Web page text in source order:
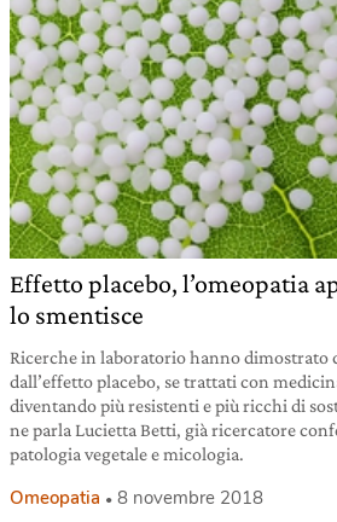
Effetto placebo, l’omeopatia
lo smentisce
Ricerche in laboratorio hanno dimostrato
dall’effetto placebo, se trattati con
diventando più resistenti e più ricchi di
ne parla Lucietta Betti, già ricercatore
patologia vegetale e micologia.
Omeopatia 8 novembre 2018